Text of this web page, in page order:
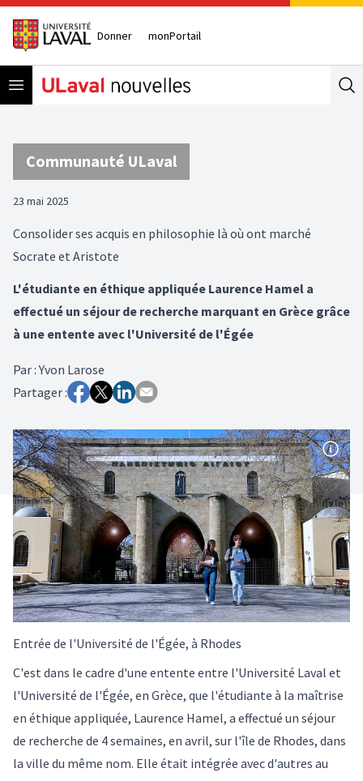
Donner monPortail
Open menu
Communauté ULaval
23 mai 2025
Consolider ses acquis en philosophie là où ont marché
Socrate et Aristote
L'étudiante en éthique appliquée Laurence Hamel a
effectué un séjour de recherche marquant en Grèce grâce
à une entente avec l'Université de l'Égée
Par:Yvon Larose
Partager :
Entrée de l'Université de l'Égée, à Rhodes
C'est dans le cadre d'une entente entre l'Université Laval et
l'Université de l'Égée, en Grèce, que l'étudiante à la maîtrise
en éthique appliquée, Laurence Hamel, a effectué un séjour
de recherche de 4 semaines, en avril, sur l'île de Rhodes, dans
la ville du même nom. Elle était intégrée avec d'autres au